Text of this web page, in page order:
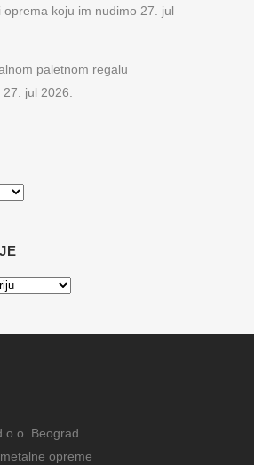
oprema koju im nudimo 27. jul
paletnom regalu
27. jul 2026.
Beograd
opreme